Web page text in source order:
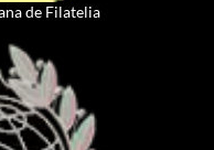
de Filatelia